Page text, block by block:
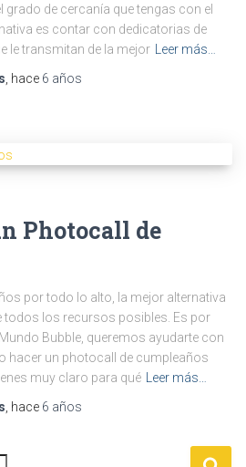
grado de cercanía que tengas con el
es contar con dedicatorias de
le transmitan de la mejor Leer más…
, hace 6 años
Photocall de
por todo lo alto, la mejor alternativa
todos los recursos posibles. Es por
Bubble, queremos ayudarte con
hacer un photocall de cumpleaños
muy claro para qué Leer más…
, hace 6 años